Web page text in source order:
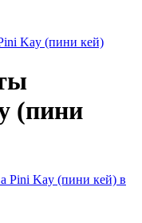
Kay (пини кей)
(пини